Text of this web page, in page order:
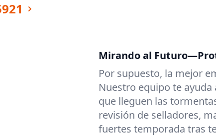
Mirando al
Por supuesto, la mejor
Nuestro equipo te
que lleguen las
revisión de selladores,
fuertes temporada tras